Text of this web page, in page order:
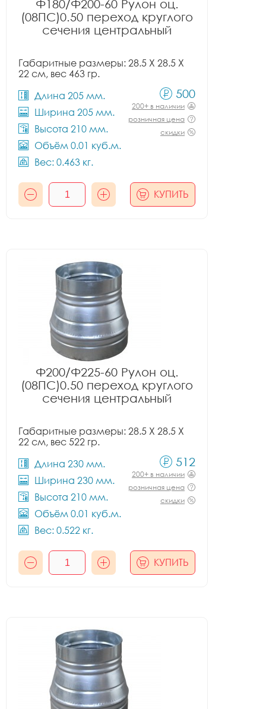
Ф180/Ф200-60 Рулон оц.
(08ПС)0.50 переход круглого
сечения центральный
Габаритные размеры: 28.5 X 28.5 X
22 см, вес 463 гр.
Длина 205 мм.
Ширина 205 мм.
Высота 210 мм.
Объём 0.01 куб.м.
Вес: 0.463 кг.
500
200+ в наличии
розничная цена
скидки
КУПИТЬ
Ф200/Ф225-60 Рулон оц.
(08ПС)0.50 переход круглого
сечения центральный
Габаритные размеры: 28.5 X 28.5 X
22 см, вес 522 гр.
Длина 230 мм.
Ширина 230 мм.
Высота 210 мм.
Объём 0.01 куб.м.
Вес: 0.522 кг.
512
200+ в наличии
розничная цена
скидки
КУПИТЬ